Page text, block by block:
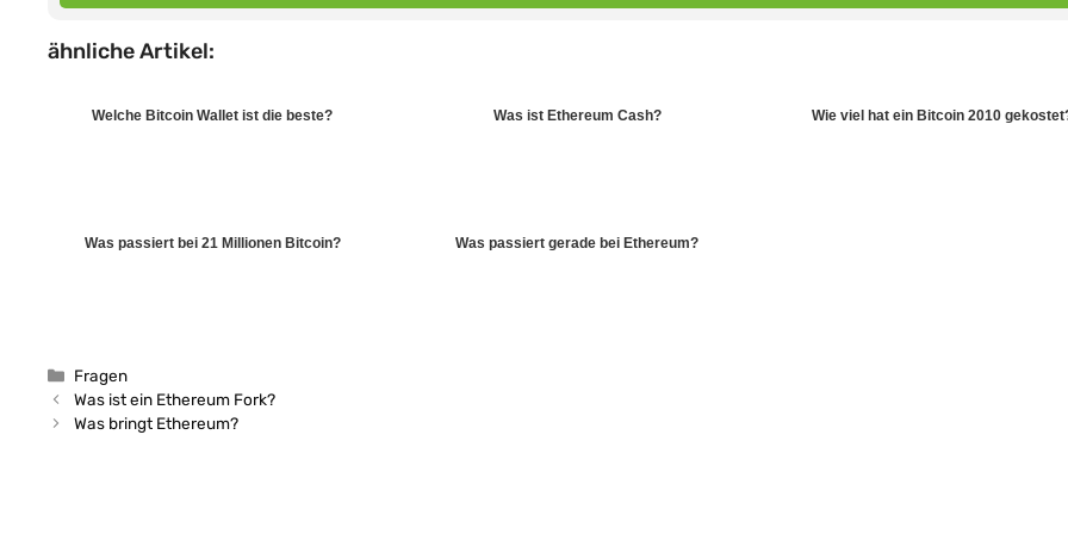
ähnliche Artikel:
Welche Bitcoin Wallet ist die beste? Was ist Ethereum Cash? Wie viel hat ein Bitcoin 2010
Was passiert bei 21 Millionen Bitcoin? Was passiert gerade bei Ethereum?
Kategorien
Fragen
Was ist ein Ethereum Fork?
Was bringt Ethereum?